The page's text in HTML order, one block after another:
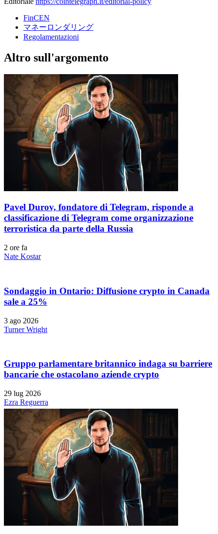
FinCEN
マネーロンダリング
Regolamentazioni
Altro sull'argomento
Pavel Durov, fondatore di Telegram, risponde a
classificazione di Telegram come organizzazione
terroristica da parte della Russia
2 ore fa
Nate Kostar
Sondaggio in Ontario: Diffusione crypto in Canada
sale a 25%
3 ago 2026
Turner Wright
Gruppo parlamentare britannico indaga su barriere
bancarie che ostacolano aziende crypto
29 lug 2026
Ezra Reguerra